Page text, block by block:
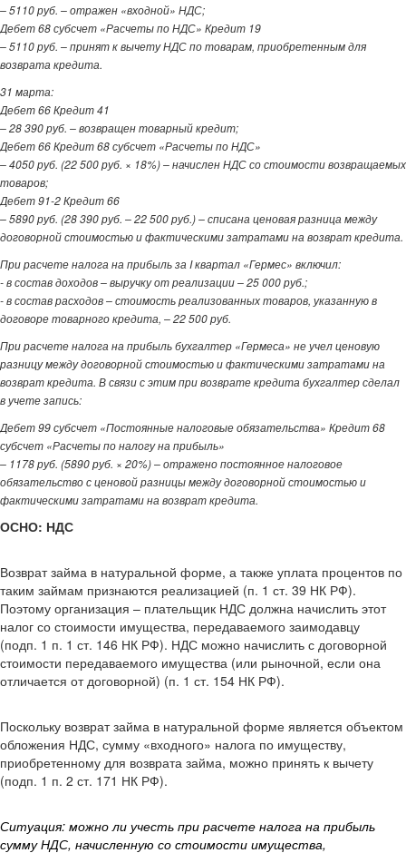
– 5110 руб. – отражен «входной» НДС;
Дебет 68 субсчет «Расчеты по НДС» Кредит 19
– 5110 руб. – принят к вычету НДС по товарам, приобретенным для
возврата кредита.
31 марта:
Дебет 66 Кредит 41
– 28 390 руб. – возвращен товарный кредит;
Дебет 66 Кредит 68 субсчет «Расчеты по НДС»
– 4050 руб. (22 500 руб. × 18%) – начислен НДС со стоимости возвращаемых
товаров;
Дебет 91-2 Кредит 66
– 5890 руб. (28 390 руб. – 22 500 руб.) – списана ценовая разница между
договорной стоимостью и фактическими затратами на возврат кредита.
При расчете налога на прибыль за I квартал «Гермес» включил:
- в состав доходов – выручку от реализации – 25 000 руб.;
- в состав расходов – стоимость реализованных товаров, указанную в
договоре товарного кредита, – 22 500 руб.
При расчете налога на прибыль бухгалтер «Гермеса» не учел ценовую
разницу между договорной стоимостью и фактическими затратами на
возврат кредита. В связи с этим при возврате кредита бухгалтер сделал
в учете запись:
Дебет 99 субсчет «Постоянные налоговые обязательства» Кредит 68
субсчет «Расчеты по налогу на прибыль»
– 1178 руб. (5890 руб. × 20%) – отражено постоянное налоговое
обязательство с ценовой разницы между договорной стоимостью и
фактическими затратами на возврат кредита.
ОСНО: НДС
Возврат займа в натуральной форме, а также уплата процентов по
таким займам признаются реализацией (п. 1 ст. 39 НК РФ).
Поэтому организация – плательщик НДС должна начислить этот
налог со стоимости имущества, передаваемого заимодавцу
(подп. 1 п. 1 ст. 146 НК РФ). НДС можно начислить с договорной
стоимости передаваемого имущества (или рыночной, если она
отличается от договорной) (п. 1 ст. 154 НК РФ).
Поскольку возврат займа в натуральной форме является объектом
обложения НДС, сумму «входного» налога по имуществу,
приобретенному для возврата займа, можно принять к вычету
(подп. 1 п. 2 ст. 171 НК РФ).
Ситуация: можно ли учесть при расчете налога на прибыль
сумму НДС, начисленную со стоимости имущества,